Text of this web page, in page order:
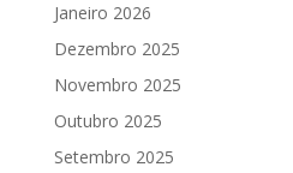
Janeiro 2026
Dezembro 2025
Novembro 2025
Outubro 2025
Setembro 2025